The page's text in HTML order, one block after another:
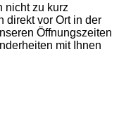
nicht zu kurz
direkt vor Ort in der
Öffnungszeiten
mit Ihnen